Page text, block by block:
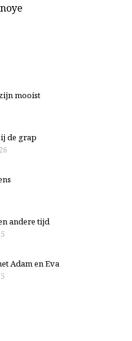
mooist
de grap
andere tijd
Adam en Eva